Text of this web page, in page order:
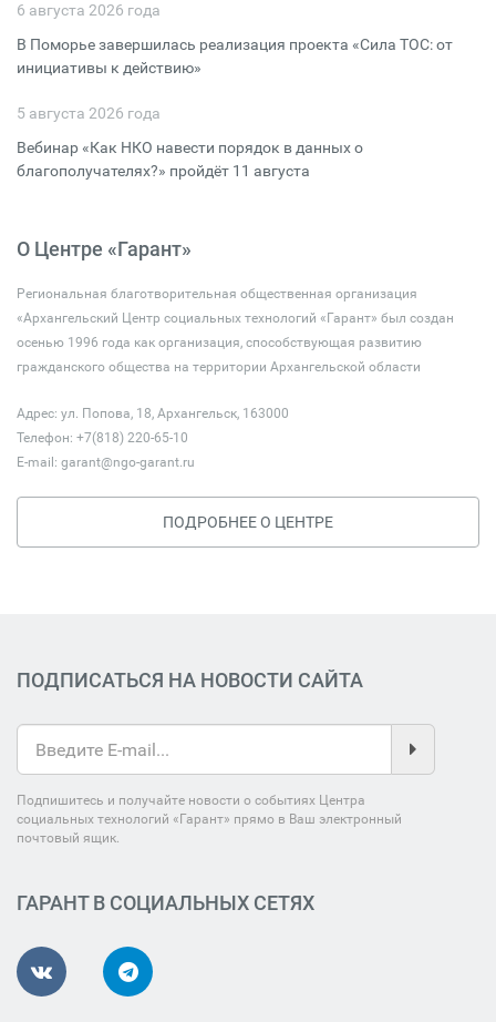
6 августа 2026 года
В Поморье завершилась реализация проекта «Сила ТОС: от
инициативы к действию»
5 августа 2026 года
Вебинар «Как НКО навести порядок в данных о
благополучателях?» пройдёт 11 августа
О Центре «Гарант»
Региональная благотворительная общественная организация
«Архангельский Центр социальных технологий «Гарант» был создан
осенью 1996 года как организация, способствующая развитию
гражданского общества на территории Архангельской области
Адрес: ул. Попова, 18, Архангельск, 163000
Телефон: +7(818) 220-65-10
E-mail: garant@ngo-garant.ru
ПОДРОБНЕЕ О ЦЕНТРЕ
ПОДПИСАТЬСЯ НА НОВОСТИ САЙТА
Подпишитесь и получайте новости о событиях Центра
социальных технологий «Гарант» прямо в Ваш электронный
почтовый ящик.
ГАРАНТ В СОЦИАЛЬНЫХ СЕТЯХ